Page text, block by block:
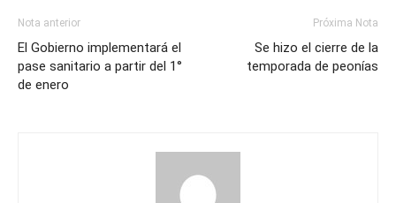
Nota anterior
El Gobierno implementará el
pase sanitario a partir del 1°
de enero
Próxima Nota
Se hizo el cierre de la
temporada de peonías